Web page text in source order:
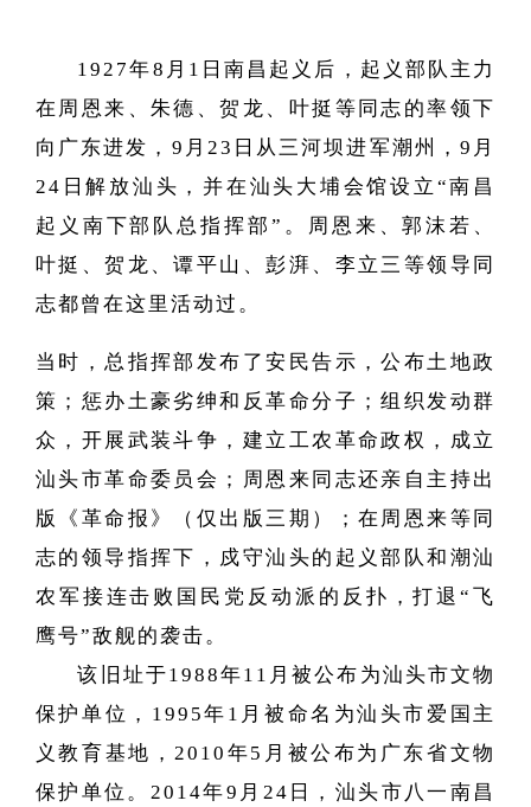
1927年8月1日南昌起义后 ， 起义部队主力
在周恩来、朱德、贺龙、叶挺等同志的率领下
向广东进发，9月23日从三河坝进军潮州，9月
24日解放汕头，并在汕头大埔会馆设立“南昌
起义南下部队总指挥部”。周恩来、郭沫若、
叶挺、贺龙、谭平山、彭湃、李立三等领导同
志都曾在这里活动过。
当时，总指挥部发布了安民告示，公布土地政
策；惩办土豪劣绅和反革命分子；组织发动群
众，开展武装斗争，建立工农革命政权，成立
汕头市革命委员会；周恩来同志还亲自主持出
版
《 革命报 》（ 仅出版三期 ）； 在周恩来等同
志的领导指挥下，戍守汕头的起义部队和潮汕
农军接连击败国民党反动派的反扑，打退“飞
鹰号”敌舰的袭击。
该旧址于1988年11月被公布为汕头市文物
保护单位，1995年1月被命名为汕头市爱国主
义教育基地，2010年5月被公布为广东省文物
保护单位。2014年9月24日，汕头市八一南昌